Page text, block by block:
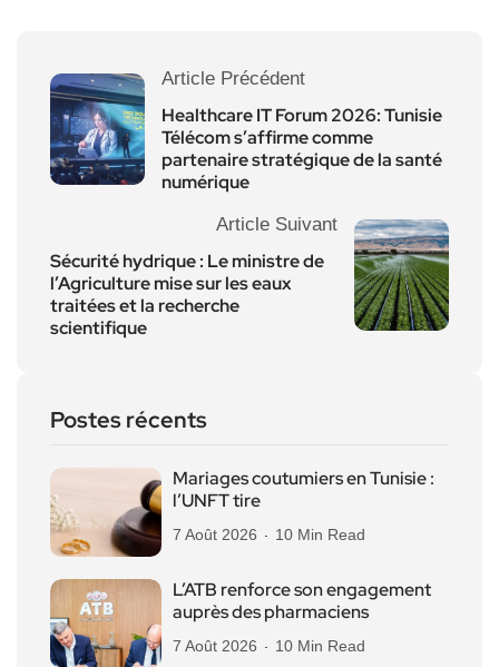
Article Précédent
Healthcare IT Forum 2026: Tunisie
Télécom s’affirme comme
partenaire stratégique de la santé
numérique
Article Suivant
Sécurité hydrique : Le ministre de
l’Agriculture mise sur les eaux
traitées et la recherche
scientifique
Postes récents
Mariages coutumiers en Tunisie :
l’UNFT tire
7 Août 2026 10 Min Read
L’ATB renforce son engagement
auprès des pharmaciens
7 Août 2026 10 Min Read